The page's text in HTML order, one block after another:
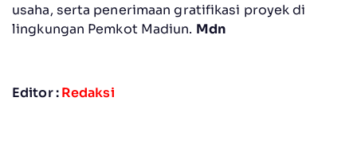
usaha, serta penerimaan gratifikasi proyek di
lingkungan Pemkot Madiun. Mdn
Editor :Redaksi